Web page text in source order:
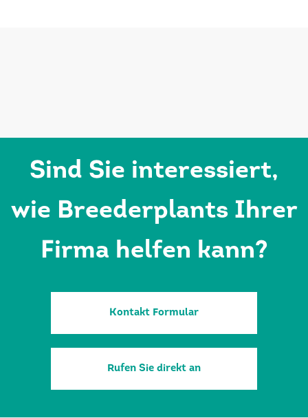
Sind Sie interessiert,
wie Breederplants Ihrer
Firma helfen kann?
Kontakt Formular
Rufen Sie direkt an